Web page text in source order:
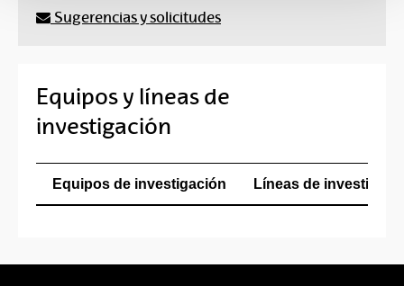
Sugerencias y solicitudes
Equipos y líneas de
investigación
Equipos de investigación Líneas de